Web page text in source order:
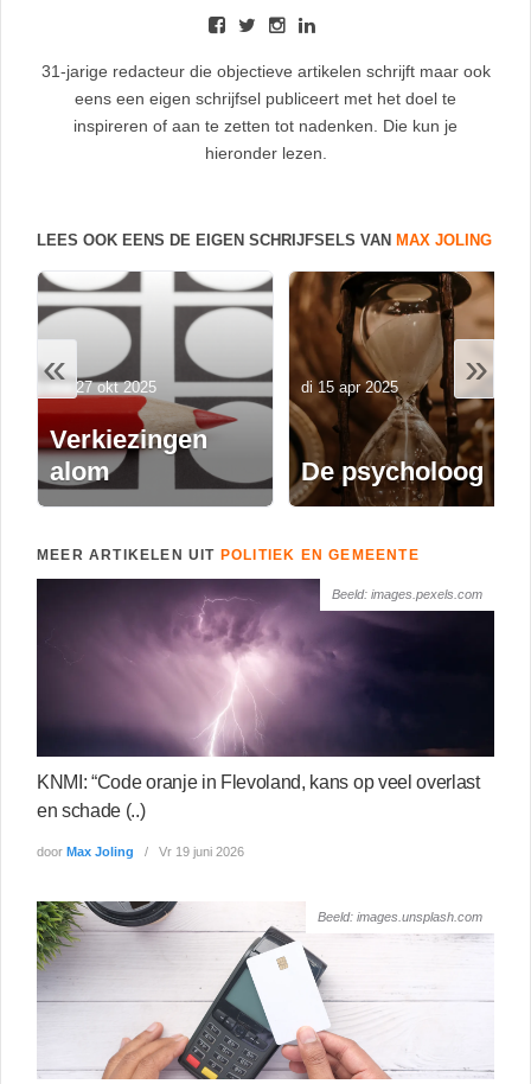
31-jarige redacteur die objectieve artikelen schrijft maar ook
eens een eigen schrijfsel publiceert met het doel te
inspireren of aan te zetten tot nadenken. Die kun je
hieronder lezen.
LEES OOK EENS DE EIGEN SCHRIJFSELS VAN MAX JOLING
«
Verkiezingen
alom
ma 27 okt 2025
De psycholoog
di 15 apr 2025 »
MEER ARTIKELEN UIT POLITIEK EN GEMEENTE
Beeld: images.pexels.com
KNMI: “Code oranje in Flevoland, kans op veel overlast
en schade (..)
door Max Joling Vr 19 juni 2026
Beeld: images.unsplash.com